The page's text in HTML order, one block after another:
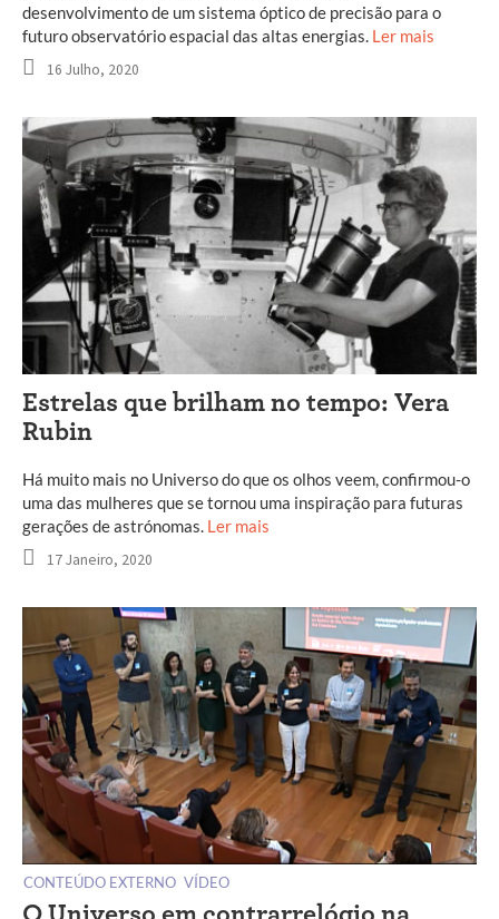
desenvolvimento de um sistema óptico de precisão para o
futuro observatório espacial das altas energias. Ler mais
16 Julho, 2020
Estrelas que brilham no tempo: Vera
Rubin
Há muito mais no Universo do que os olhos veem, confirmou-o
uma das mulheres que se tornou uma inspiração para futuras
gerações de astrónomas. Ler mais
17 Janeiro, 2020
CONTEÚDO EXTERNO VÍDEO